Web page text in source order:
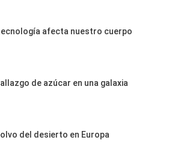
afecta nuestro cuerpo
de azúcar en una galaxia
del desierto en Europa